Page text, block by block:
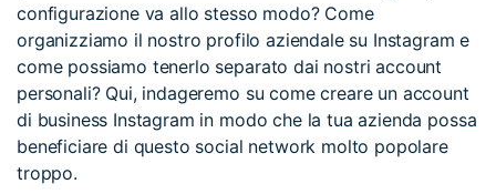
configurazione va allo stesso modo? Come
organizziamo il nostro profilo aziendale su Instagram e
come possiamo tenerlo separato dai nostri account
personali? Qui, indageremo su come creare un account
di business Instagram in modo che la tua azienda possa
beneficiare di questo social network molto popolare
troppo.